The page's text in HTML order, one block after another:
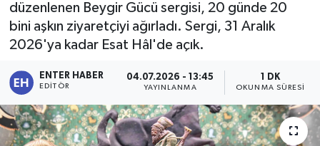
düzenlenen Beygir Gücü sergisi, 20 günde 20
bini aşkın ziyaretçiyi ağırladı. Sergi, 31 Aralık
2026'ya kadar Esat Hâl'de açık.
ENTER HABER
EDITÖR
04.07.2026 - 13:45
YAYINLANMA
1 DK
OKUNMA SÜRESI